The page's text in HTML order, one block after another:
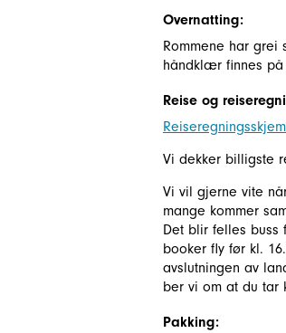
Overnatting:
Rommene har
håndklær finnes på
Reise og
Vi dekker billigste
Vi vil gjerne vite
mange kommer
Det blir felles buss
booker fly før kl.
avslutningen av
ber vi om at du tar
Pakking: